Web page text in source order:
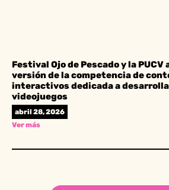
Festival Ojo de Pescado y la
versión de la competencia de
interactivos dedicada a
videojuegos
abril 28, 2026
Ver más